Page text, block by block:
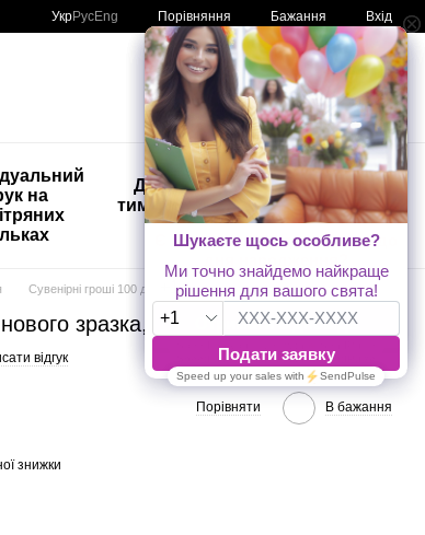
УкрРусEng Порівняння Бажання Вхід
Мій кошик
на
Дитяче
тимчасове
тату
🚨🚨🚨
Розпродаж
Кульки з
друком😀
🎈
Сувенірні гроші 100 доларів нового зразка, 80 шт/уп
зразка, 80 шт/уп
відгук
Порівняти В бажання
знижки